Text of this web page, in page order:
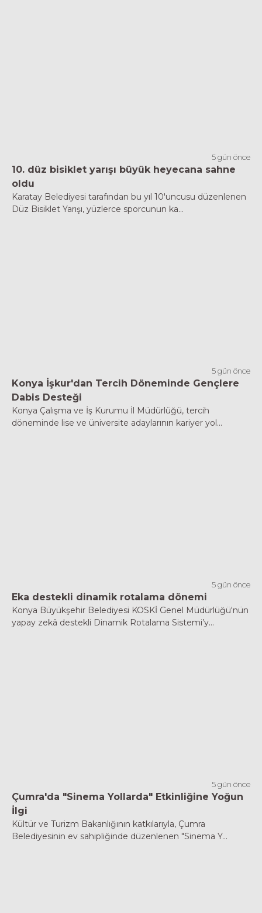
5 gün önce
10. düz bisiklet yarışı büyük heyecana sahne
oldu
Karatay Belediyesi tarafından bu yıl 10'uncusu düzenlenen
Düz Bisiklet Yarışı, yüzlerce sporcunun ka...
5 gün önce
Konya İşkur'dan Tercih Döneminde Gençlere
Dabis Desteği
Konya Çalışma ve İş Kurumu İl Müdürlüğü, tercih
döneminde lise ve üniversite adaylarının kariyer yol...
5 gün önce
Eka destekli dinamik rotalama dönemi
Konya Büyükşehir Belediyesi KOSKİ Genel Müdürlüğü'nün
yapay zekâ destekli Dinamik Rotalama Sistemi’y...
5 gün önce
Çumra'da "Sinema Yollarda" Etkinliğine Yoğun
İlgi
Kültür ve Turizm Bakanlığının katkılarıyla, Çumra
Belediyesinin ev sahipliğinde düzenlenen "Sinema Y...